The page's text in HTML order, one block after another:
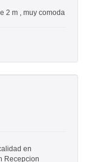
2 m , muy comoda
en
Recepcion